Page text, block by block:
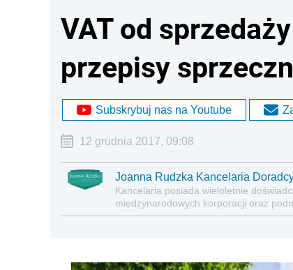
VAT od
przepisy
Subskrybuj nas na Youtube
12 grudnia 2017, 09:08
Joanna Rudzka Kancelaria
Kancelaria posiada wieloletnie
międzynarodowych korporacji oraz